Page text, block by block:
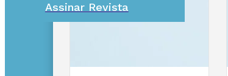
Assinar Revista